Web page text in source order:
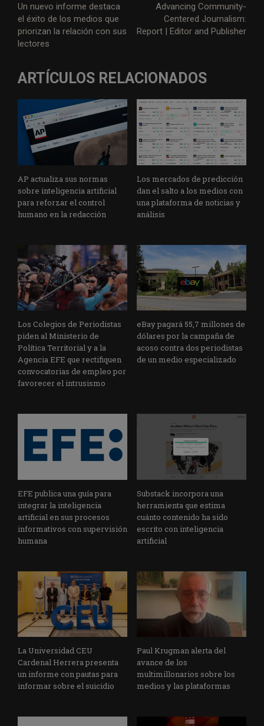
Un nuevo informe destaca
el éxito de los medios que
priorizan la relación con sus
lectores
Advancing Community-
Centered Journalism:
Report | Editor and Publisher
ARTÍCULOS RELACIONADOS
AP actualiza sus normas
sobre inteligencia artificial
para reforzar el control
humano en la redacción
Los mercados de predicción
dan el salto a los medios con
una plataforma de noticias y
análisis
Los Colegios de Periodistas
piden al Ministerio de
Política Territorial y a la
Agencia EFE que rectifiquen
convocatorias de empleo por
favorecer el intrusismo
eBay pagará 55,7 millones de
dólares por la campaña de
acoso contra dos periodistas
de un medio especializado
EFE publica una guía para
integrar la inteligencia
artificial en sus procesos
informativos con supervisión
humana
Substack incorpora una
herramienta que estima
cuánto contenido ha sido
escrito con inteligencia
artificial
La Universidad CEU
Cardenal Herrera presenta
un informe con pautas para
informar sobre el suicidio
Paul Krugman alerta del
avance de los
multimillonarios sobre los
medios y las plataformas